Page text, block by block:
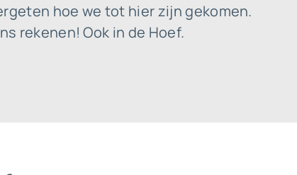
hoe we tot hier zijn gekomen.
rekenen! Ook in de Hoef.